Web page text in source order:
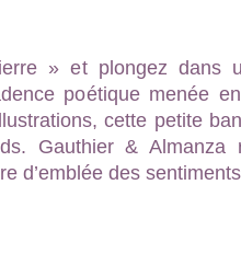
» et plongez dans
poétique menée
cette petite
Gauthier & Almanza
d’emblée des